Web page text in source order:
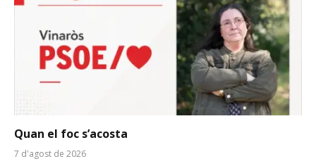
Quan el foc s’acosta
7 d'agost de 2026